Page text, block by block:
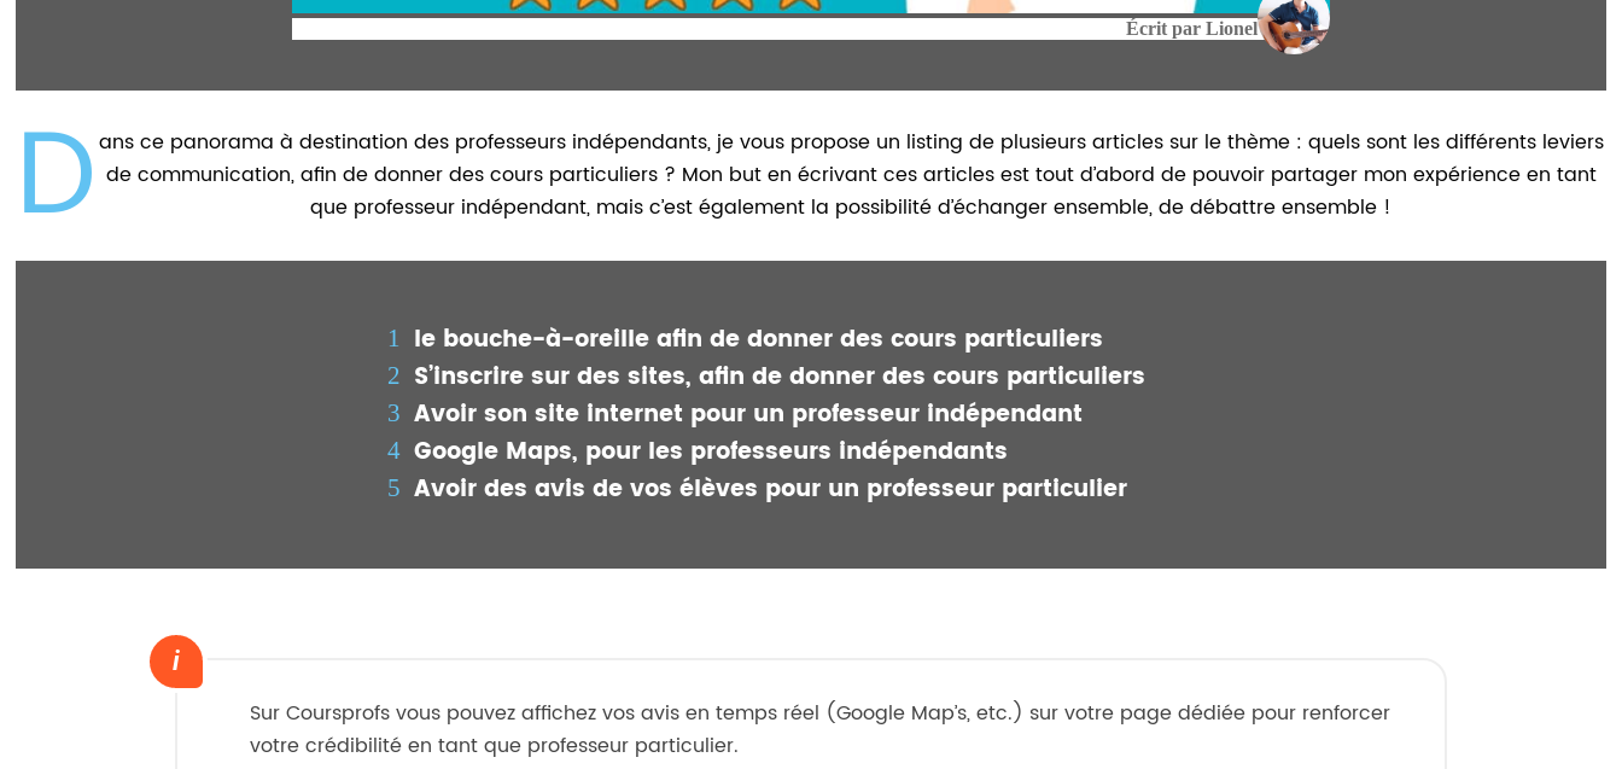
Écrit par Lionel
D ans ce panorama à destination des professeurs indépendants, je vous propose un listing de plusieurs articles sur le thème : quels sont les différents leviers
de communication, afin de donner des cours particuliers ? Mon but en écrivant ces articles est tout d’abord de pouvoir partager mon expérience en tant
que professeur indépendant, mais c’est également la possibilité d’échanger ensemble, de débattre ensemble !
le bouche-à-oreille afin de donner des cours particuliers
S’inscrire sur des sites, afin de donner des cours particuliers
Avoir son site internet pour un professeur indépendant
Google Maps, pour les professeurs indépendants
Avoir des avis de vos élèves pour un professeur particulier
Sur Coursprofs vous pouvez affichez vos avis en temps réel (Google Map’s, etc.) sur votre page dédiée pour renforcer
votre crédibilité en tant que professeur particulier.